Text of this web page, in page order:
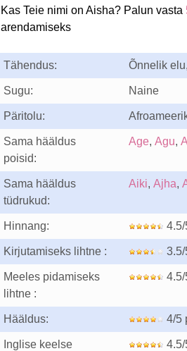
Kas Teie nimi on Aisha? Palun vasta
arendamiseks
Tähendus: Õnnelik
Sugu: Naine
Päritolu:
Sama hääldus
poisid:
Age, Agu,
Sama hääldus
tüdrukud:
Aiki, Ajha,
Hinnang: 4.5/
Kirjutamiseks lihtne : 3.5/
Meeles pidamiseks
lihtne :
4.5/
Hääldus: 4/5
Inglise keelse
4.5/